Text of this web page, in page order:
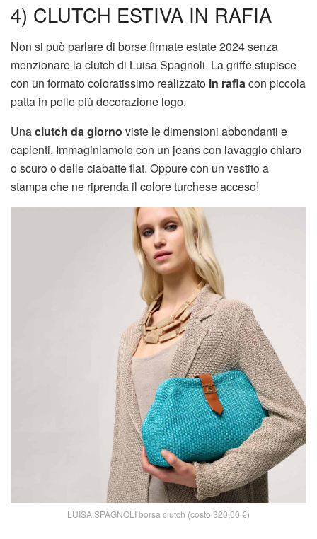
4) CLUTCH ESTIVA IN RAFIA
Non si può parlare di borse firmate estate 2024 senza
menzionare la clutch di Luisa Spagnoli. La griffe stupisce
con un formato coloratissimo realizzato in rafiacon piccola
patta in pelle più decorazione logo.
Unaclutch da giorno viste le dimensioni abbondanti e
capienti. Immaginiamolo con un jeans con lavaggio chiaro
o scuro o delle ciabatte flat. Oppure con un vestito a
stampa che ne riprenda il colore turchese acceso!
LUISA SPAGNOLI borsa clutch (costo 320,00 €)